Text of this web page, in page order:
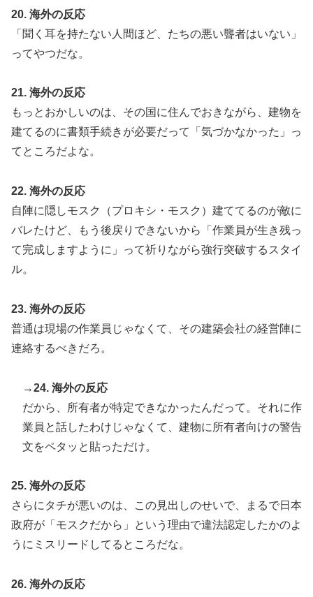
20. 海外の反応
「聞く耳を持たない人間ほど、たちの悪い聾者はいない」
ってやつだな。
21. 海外の反応
もっとおかしいのは、その国に住んでおきながら、建物を
建てるのに書類手続きが必要だって「気づかなかった」っ
てところだよな。
22. 海外の反応
自陣に隠しモスク（プロキシ・モスク）建ててるのが敵に
バレたけど、もう後戻りできないから「作業員が生き残っ
て完成しますように」って祈りながら強行突破するスタイ
ル。
23. 海外の反応
普通は現場の作業員じゃなくて、その建築会社の経営陣に
連絡するべきだろ。
→24. 海外の反応
だから、所有者が特定できなかったんだって。それに作
業員と話したわけじゃなくて、建物に所有者向けの警告
文をペタッと貼っただけ。
25. 海外の反応
さらにタチが悪いのは、この見出しのせいで、まるで日本
政府が「モスクだから」という理由で違法認定したかのよ
うにミスリードしてるところだな。
26. 海外の反応